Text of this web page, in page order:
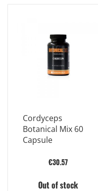
Cordyceps
Botanical Mix 60
Capsule
€30.57
Out of stock